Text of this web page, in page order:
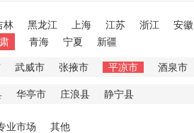
林 黑龙江 上海 江苏 浙江 安徽
青海 宁夏 新疆
武威市 张掖市 平凉市 酒泉市
华亭市 庄浪县 静宁县
业市场 其他